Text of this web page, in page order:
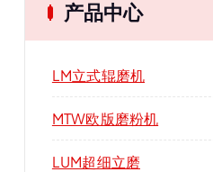
产品中心
LM立式辊磨机
MTW欧版磨粉机
LUM超细立磨